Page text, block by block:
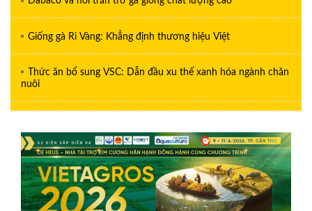
Giống gà Ri Vàng: Khẳng định thương hiệu Việt
Thức ăn bổ sung VSC: Dẫn đầu xu thế xanh hóa ngành chăn
nuôi